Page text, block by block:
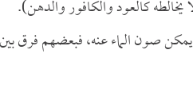
كالعود والكافور والدهن).
صون الماء عنه، فبعضهم فرق